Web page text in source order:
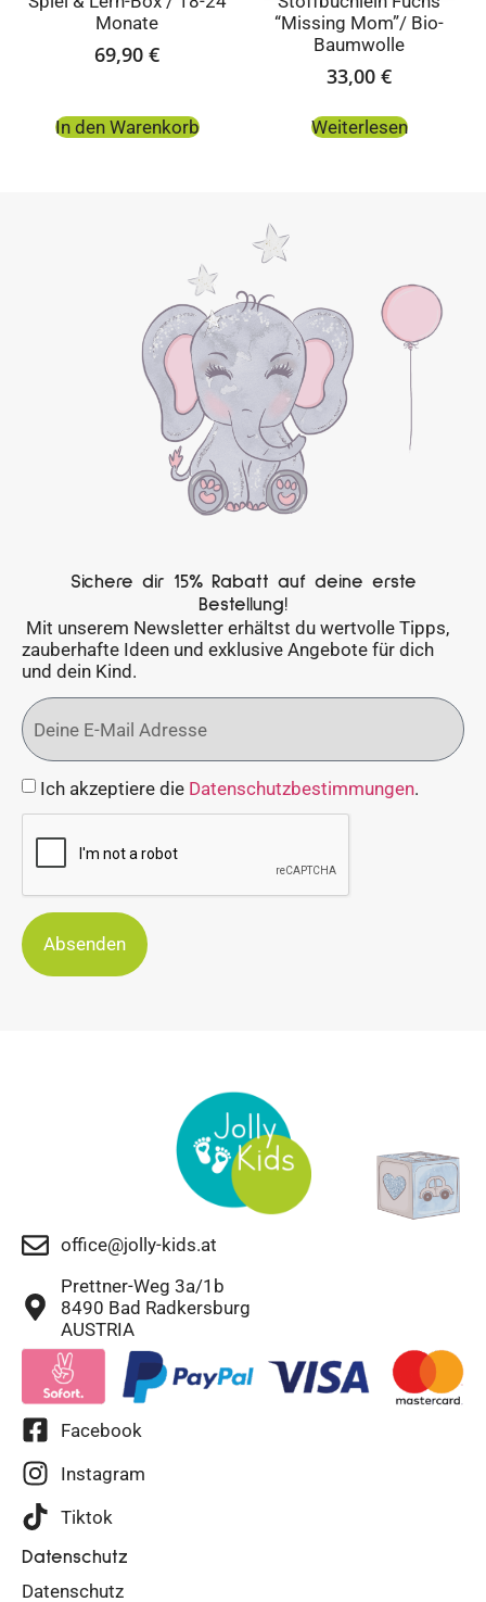
Monate
69,90 €
In den Warenkorb
“Missing Mom”/ Bio-
Baumwolle
33,00 €
Weiterlesen
Sichere dir 15% Rabatt auf deine erste
Bestellung!
Mit unserem Newsletter erhältst du wertvolle Tipps,
zauberhafte Ideen und exklusive Angebote für dich
und dein Kind.
Ich akzeptiere die Datenschutzbestimmungen.
Absenden
office@jolly-kids.at
Prettner-Weg 3a/1b
8490 Bad Radkersburg
AUSTRIA
Facebook
Instagram
Tiktok
Datenschutz
Datenschutz